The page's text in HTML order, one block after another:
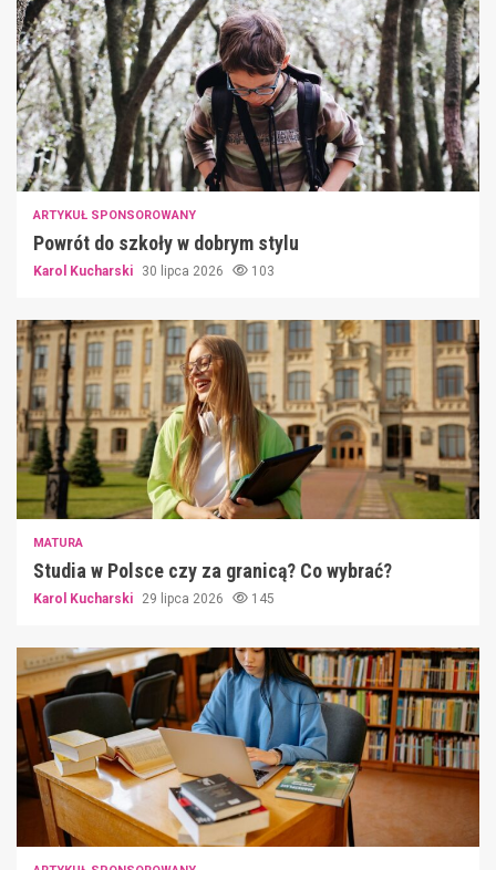
ARTYKUŁ SPONSOROWANY
Powrót do szkoły w dobrym stylu
Karol Kucharski 30 lipca 2026 103
MATURA
Studia w Polsce czy za granicą? Co wybrać?
Karol Kucharski 29 lipca 2026 145